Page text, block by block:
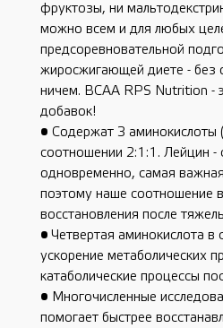
фруктозы, ни
можно всем и для любых
предсоревновательной
жиросжигающей диете - без
ничем. ВСАА RPS Nutrition -
добавок!
• Содержат 3 аминокислоты
соотношении 2:1:1. Лейцин -
одновременно, самая
поэтому наше соотношение
восстановления после
• Четвертая аминокислота в
ускорение метаболических
катаболические процессы
• Многочисленные
помогает быстрее